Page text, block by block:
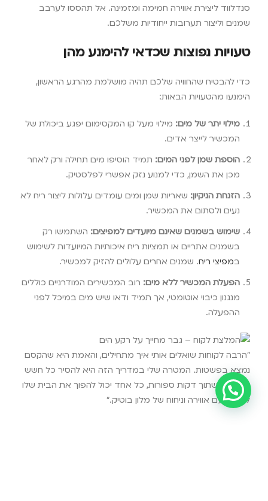
סנדלווד ליצירת אווירה חמימה ומזמינה. אל תהססו לערבב
שמנים וליצור תערובות ייחודיות משלכם.
טעויות נפוצות שכדאי להימנע מהן
כדי להבטיח שהחוויה שלכם תהיה מושלמת מהרגע הראשון,
הימנעו מהטעויות הבאות:
מילוי יתר של מים: מילוי מעל קו המקסימום יפגע ביכולת של
המכשיר לייצר אדים.
הוספת שמן לפני המים: תמיד הוסיפו מים תחילה ורק לאחר
מכן את השמן, כדי למנוע נזק אפשרי לפלסטיק.
הזנחת הניקיון: שאריות שמן ומים עומדים עלולות ליצור ריח לא
נעים ולסתום את המכשיר.
שימוש בשמנים שאינם מיועדים למפיצים: השתמשו רק
בשמנים אתריים או תמציות ריח איכותיות המיועדות לשימוש
במפיצי ריח. שמנים אחרים עלולים להזיק למכשיר.
הפעלת המכשיר ללא מים: רוב המכשירים המודרניים כוללים
מנגנון כיבוי אוטומטי, אך תמיד ודאו שיש מים במיכל לפני
ההפעלה.
"הרבה לקוחות שואלים אותי איך מתחילים, והאמת היא שהקסם
נמצא בפשטות. המטרה שלי במדריך הזה היא להסיר כל חשש
ולהראות שתוך דקות ספורות, כל אחד יכול להפוך את הבית שלו
למקום עם אווירה וניחוח של מלון בוטיק."